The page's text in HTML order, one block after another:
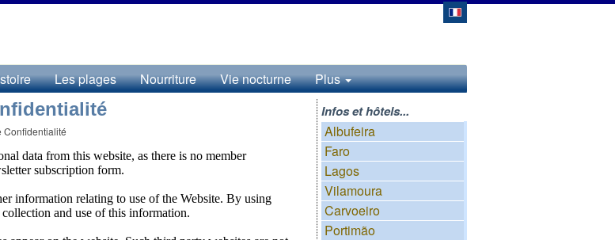
Les plages Nourriture Vie nocturne Plus
Confidentialité
Infos et hôtels...
Albufeira
Faro
Lagos
Vilamoura
Carvoeiro
Portimão